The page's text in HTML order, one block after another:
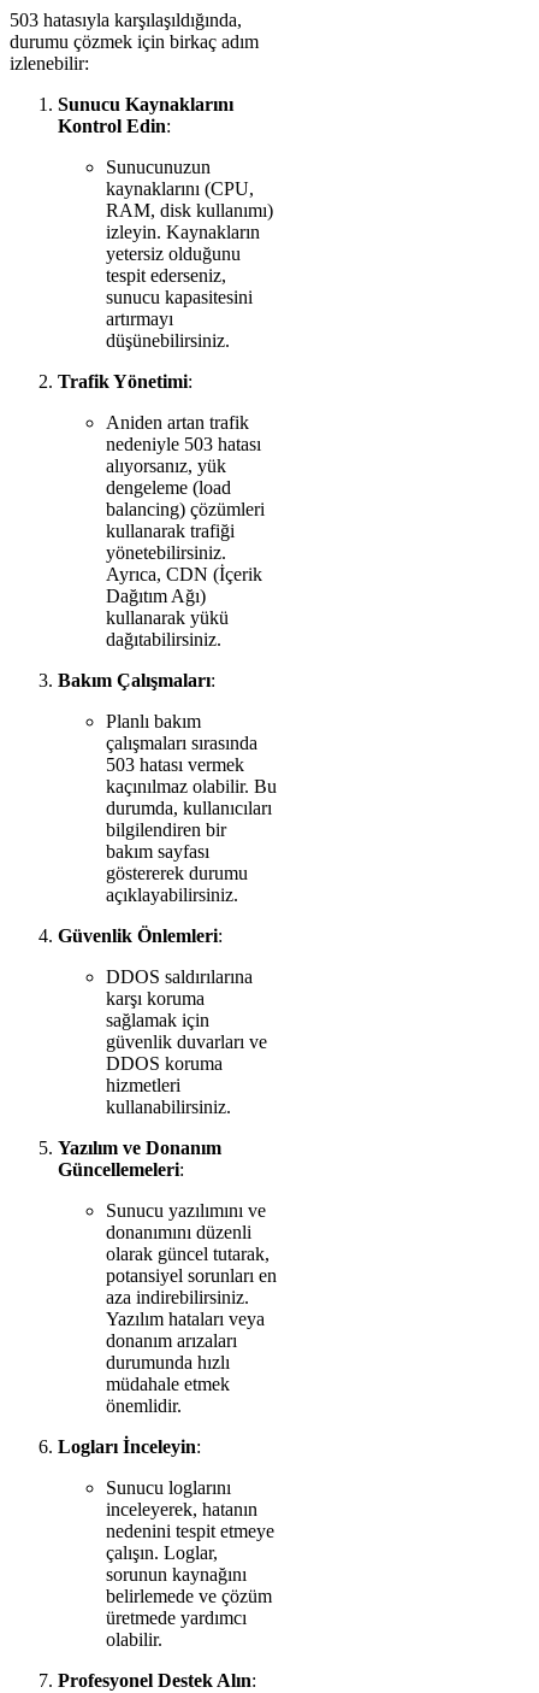
503 hatasıyla karşılaşıldığında,
durumu çözmek için birkaç adım
izlenebilir:
Sunucu Kaynaklarını
Kontrol Edin:
Sunucunuzun
kaynaklarını (CPU,
RAM, disk kullanımı)
izleyin. Kaynakların
yetersiz olduğunu
tespit ederseniz,
sunucu kapasitesini
artırmayı
düşünebilirsiniz.
Trafik Yönetimi:
Aniden artan trafik
nedeniyle 503 hatası
alıyorsanız, yük
dengeleme (load
balancing) çözümleri
kullanarak trafiği
yönetebilirsiniz.
Ayrıca, CDN (İçerik
Dağıtım Ağı)
kullanarak yükü
dağıtabilirsiniz.
Bakım Çalışmaları:
Planlı bakım
çalışmaları sırasında
503 hatası vermek
kaçınılmaz olabilir. Bu
durumda, kullanıcıları
bilgilendiren bir
bakım sayfası
göstererek durumu
açıklayabilirsiniz.
Güvenlik Önlemleri:
DDOS saldırılarına
karşı koruma
sağlamak için
güvenlik duvarları ve
DDOS koruma
hizmetleri
kullanabilirsiniz.
Yazılım ve Donanım
Güncellemeleri:
Sunucu yazılımını ve
donanımını düzenli
olarak güncel tutarak,
potansiyel sorunları en
aza indirebilirsiniz.
Yazılım hataları veya
donanım arızaları
durumunda hızlı
müdahale etmek
önemlidir.
Logları İnceleyin:
Sunucu loglarını
inceleyerek, hatanın
nedenini tespit etmeye
çalışın. Loglar,
sorunun kaynağını
belirlemede ve çözüm
üretmede yardımcı
olabilir.
Profesyonel Destek Alın: